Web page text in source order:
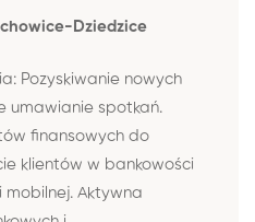
Dziedzice
Pozyskiwanie nowych
umawianie spotkań.
finansowych do
klientów w bankowości
Aktywna